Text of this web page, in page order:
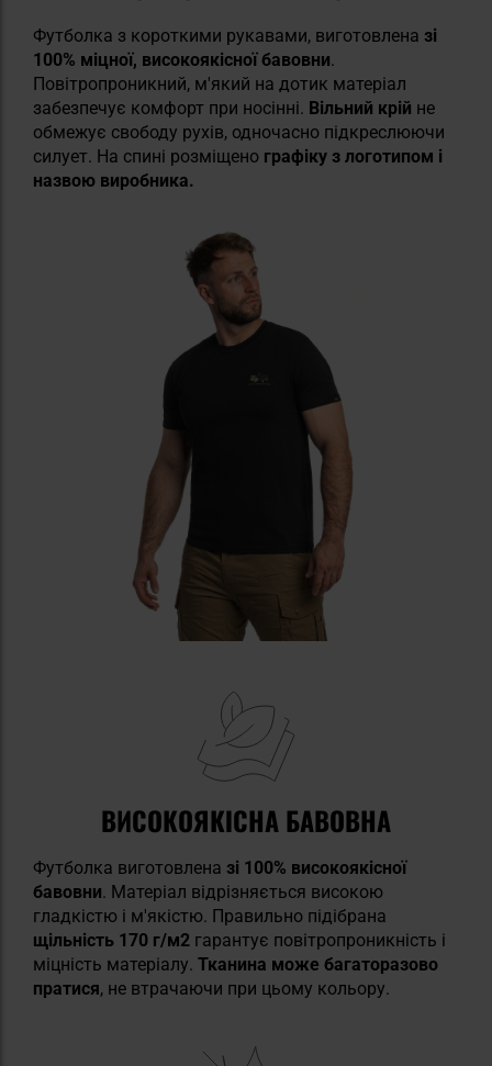
Футболка з короткими рукавами, виготовлена зі
100% міцної, високоякісної бавовни.
Повітропроникний, м'який на дотик матеріал
забезпечує комфорт при носінні. Вільний крій не
обмежує свободу рухів, одночасно підкреслюючи
силует. На спині розміщено графіку з логотипом і
назвою виробника.
ВИСОКОЯКІСНА БАВОВНА
Футболка виготовлена зі 100% високоякісної
бавовни. Матеріал відрізняється високою
гладкістю і м'якістю. Правильно підібрана
щільність 170 г/м2 гарантує повітропроникність і
міцність матеріалу. Тканина може багаторазово
пратися, не втрачаючи при цьому кольору.